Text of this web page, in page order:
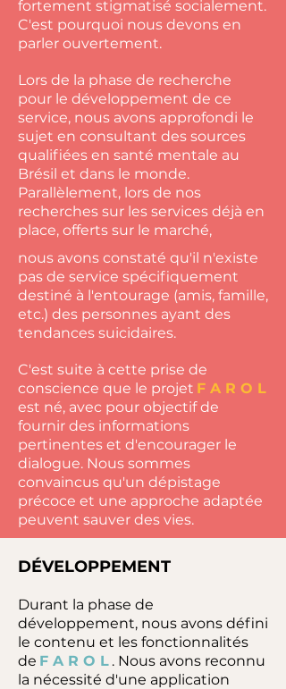
fortement stigmatisé socialement.
C'est pourquoi nous devons en
parler ouvertement.
Lors de la phase de recherche
pour le développement de ce
service, nous avons approfondi le
sujet en consultant des sources
qualifiées en santé mentale au
Brésil et dans le monde.
Parallèlement, lors de nos
recherches sur les services déjà en
place, offerts sur le marché,
nous avons constaté qu'il n'existe
pas de service spécifiquement
destiné à l'entourage (amis, famille,
etc.) des personnes ayant des
tendances suicidaires.
C'est suite à cette prise de
conscience que le projet F A R O L
est né, avec pour objectif de
fournir des informations
pertinentes et d'encourager le
dialogue. Nous sommes
convaincus qu'un dépistage
précoce et une approche adaptée
peuvent sauver des vies.
DÉVELOPPEMENT
Durant la phase de
développement, nous avons défini
le contenu et les fonctionnalités
de F A R O L . Nous avons reconnu
la nécessité d'une application